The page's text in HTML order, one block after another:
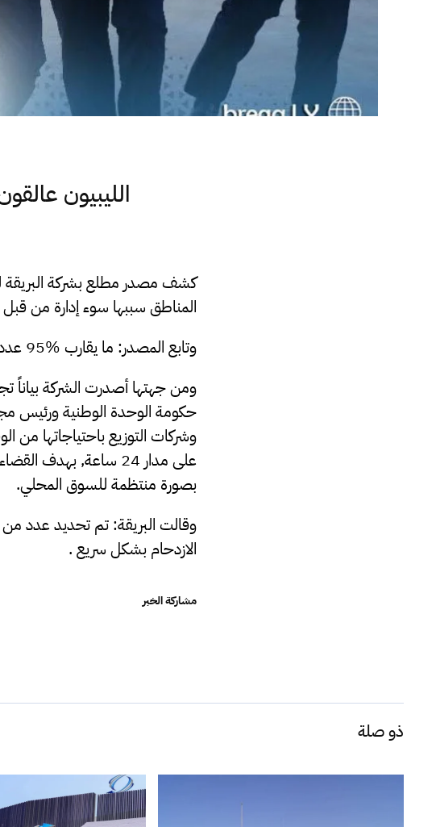
الليبيون
كشف مصدر مطلع بشركة البريقة
المناطق سببها سوء إدارة من
وتابع المصدر: ما يقارب 95‎%‎ عدد من محطات الوقود مقفلة ولا بوادر إلى حد الآن لإنهاء هذه الأزمة
ومن جهتها أصدرت الشركة بياناً
حكومة الوحدة الوطنية ورئيس
وشركات التوزيع باحتياجاتها
على مدار 24 ساعة,
بصورة منتظمة للسوق المحلي.
الازدحام بشكل سريع .
مشاركة الخبر
ذو صلة